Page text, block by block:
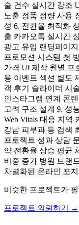
술 건수 실시간 강조
노출 정품 정량 사용
성 6. 전환율 최적화
출 카카오톡 실시간
광고 유입 랜딩페이
프로모션 시스템 첫
가격 UI 제작 월별 프
용 이벤트 섹션 별도
객 후기 슬라이더 시
인스타그램 연계 콘
고려 구조 설계 9. 성
Web Vitals 대응 지역
강남 피부과 등 검색
프로젝트 성과 상담
약 전환율 상승 평균
비중 증가 병원 브랜
차별화된 온라인 포
비슷한 프로젝트가
프로젝트 의뢰하기 →